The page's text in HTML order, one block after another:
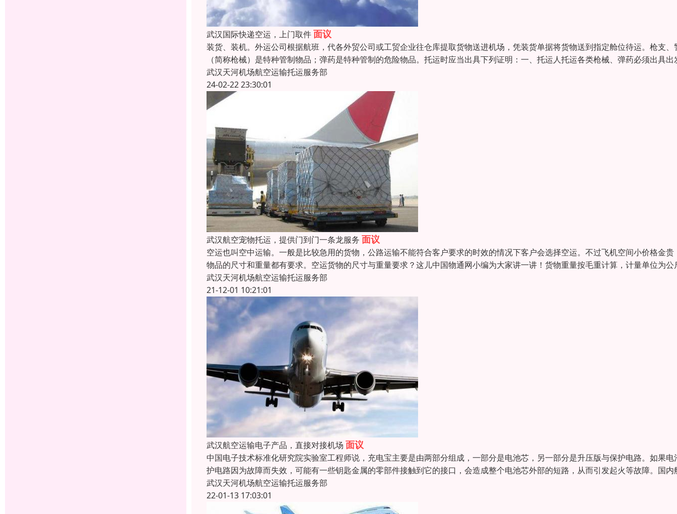
武汉国际快递空运，上门取件面议
装货、装机。外运公司根据航班，代各外贸公司或工贸企业往仓库提取货物送进机场，凭装货单据将货物送到指定舱位待运。枪支、
（简称枪械）是特种管制物品；弹药是特种管制的危险物品。托运时应当出具下列证明：一、托运人托运各类枪械、弹药必须出具出
武汉天河机场航空运输托运服务部
24-02-22 23:30:01
武汉航空宠物托运，提供门到门一条龙服务 面议
空运也叫空中运输。一般是比较急用的货物，公路运输不能符合客户要求的时效的情况下客户会选择空运。不过飞机空间小价格金贵
物品的尺寸和重量都有要求。空运货物的尺寸与重量要求？这儿中国物通网小编为大家讲一讲！货物重量按毛重计算，计量单位为公
武汉天河机场航空运输托运服务部
21-12-01 10:21:01
武汉航空运输电子产品，直接对接机场 面议
中国电子技术标准化研究院实验室工程师说，充电宝主要是由两部分组成，一部分是电池芯，另一部分是升压版与保护电路。如果电
护电路因为故障而失效，可能有一些钥匙金属的零部件接触到它的接口，会造成整个电池芯外部的短路，从而引发起火等故障。国内
武汉天河机场航空运输托运服务部
22-01-13 17:03:01